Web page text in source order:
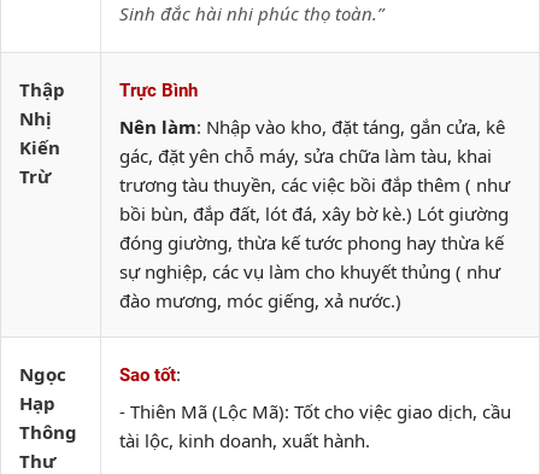
Sinh đắc hài nhi phúc thọ toàn.”
Thập
Nhị
Kiến
Trừ
Trực Bình
Nên làm: Nhập vào kho, đặt táng, gắn cửa, kê
gác, đặt yên chỗ máy, sửa chữa làm tàu, khai
trương tàu thuyền, các việc bồi đắp thêm ( như
bồi bùn, đắp đất, lót đá, xây bờ kè.) Lót giường
đóng giường, thừa kế tước phong hay thừa kế
sự nghiệp, các vụ làm cho khuyết thủng ( như
đào mương, móc giếng, xả nước.)
Ngọc
Hạp
Thông
Thư
Sao tốt:
- Thiên Mã (Lộc Mã): Tốt cho việc giao dịch, cầu
tài lộc, kinh doanh, xuất hành.